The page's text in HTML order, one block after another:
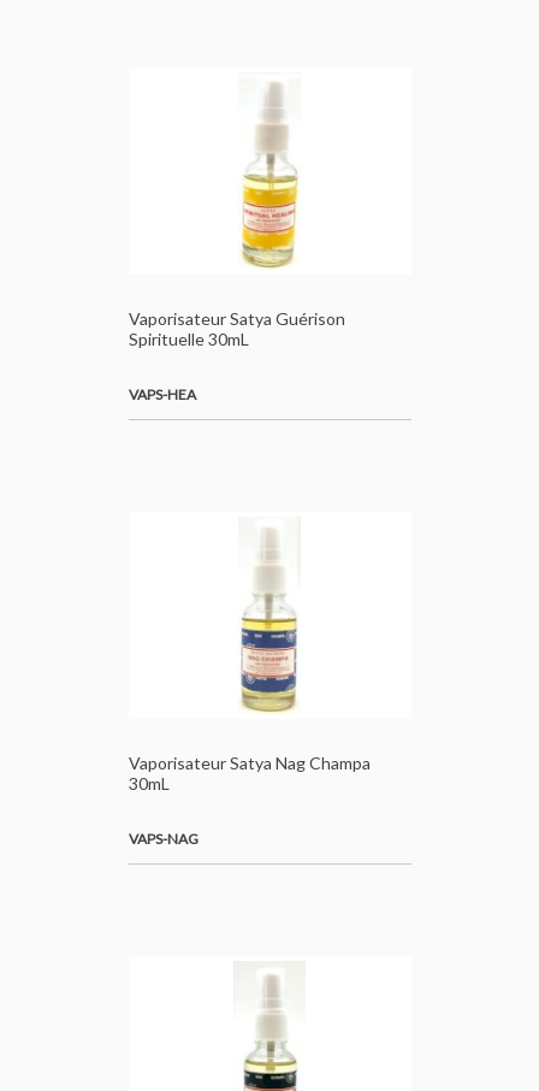
Vaporisateur Satya Guérison
Spirituelle 30mL
VAPS-HEA
Vaporisateur Satya Nag Champa
30mL
VAPS-NAG